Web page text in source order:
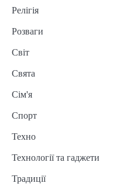
Релігія
Розваги
Світ
Свята
Сім'я
Спорт
Техно
Технології та гаджети
Традиції